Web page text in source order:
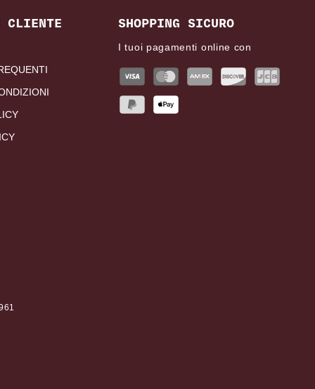
CLIENTE SHOPPING SICURO
I tuoi pagamenti online con